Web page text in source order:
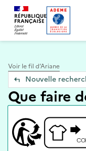
Accueil — Que
Voir le fil d’Ariane
Nouvelle
Que faire